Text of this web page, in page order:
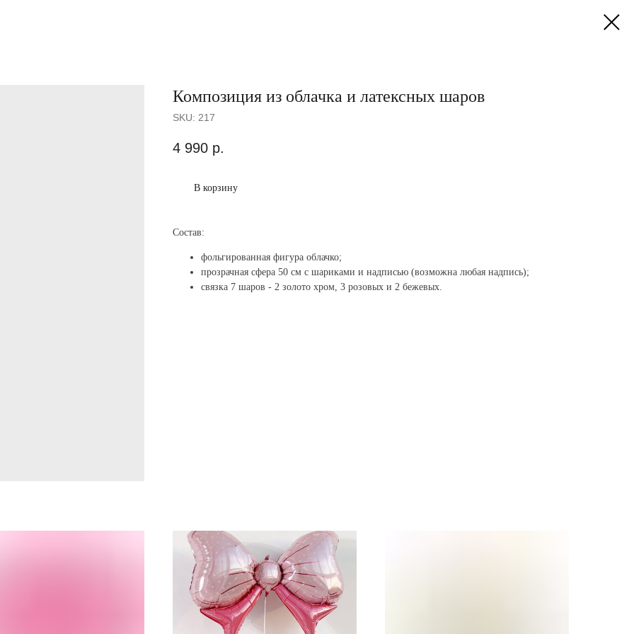
Композиция из облачка и латексных шаров
SKU: 217
4 990 р.
В корзину
Состав:
фольгированная фигура облачко;
прозрачная сфера 50 см с шариками и надписью (возможна любая надпись);
связка 7 шаров - 2 золото хром, 3 розовых и 2 бежевых.